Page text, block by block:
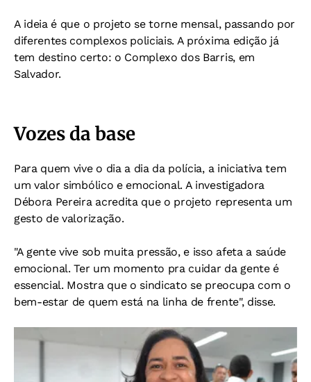
A ideia é que o projeto se torne mensal, passando por
diferentes complexos policiais. A próxima edição já
tem destino certo: o Complexo dos Barris, em
Salvador.
Vozes da base
Para quem vive o dia a dia da polícia, a iniciativa tem
um valor simbólico e emocional. A investigadora
Débora Pereira acredita que o projeto representa um
gesto de valorização.
"A gente vive sob muita pressão, e isso afeta a saúde
emocional. Ter um momento pra cuidar da gente é
essencial. Mostra que o sindicato se preocupa com o
bem-estar de quem está na linha de frente", disse.